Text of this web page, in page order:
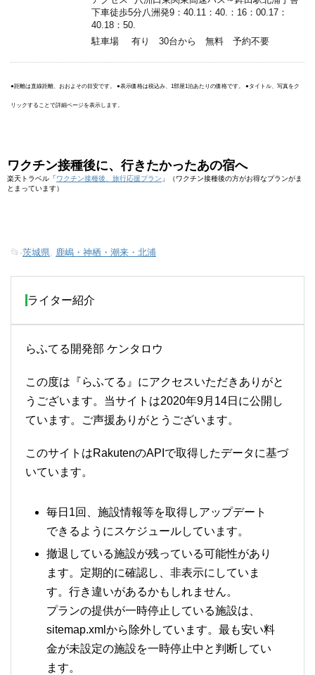
下車徒歩5分八洲発9：40.11：40.：16：00.17：
40.18：50.
駐車場
有り 30台から 無料 予約不要
●距離は直線距離、おおよその目安です。 ●表示価格は税込み、1部屋1泊あたりの価格です。 ●タイトル、写真をク
リックすることで詳細ページを表示します。
ワクチン接種後に、行きたかったあの宿へ
楽天トラベル「ワクチン接種後、旅行応援プラン 」（ワクチン接種後の方がお得なプランがま
とまっています）
📂-茨城県, 鹿嶋・神栖・潮来・北浦
ライター紹介
らふてる開発部 ケンタロウ
この度は『らふてる』にアクセスいただきありがと
うございます。当サイトは2020年9月14日に公開し
ています。ご声援ありがとうございます。
このサイトはRakutenのAPIで取得したデータに基づ
いています。
毎日1回、施設情報等を取得しアップデート
できるようにスケジュールしています。
撤退している施設が残っている可能性があり
ます。定期的に確認し、非表示にしていま
す。行き違いがあるかもしれません。
プランの提供が一時停止している施設は、
sitemap.xmlから除外しています。最も安い料
金が未設定の施設を一時停止中と判断してい
ます。